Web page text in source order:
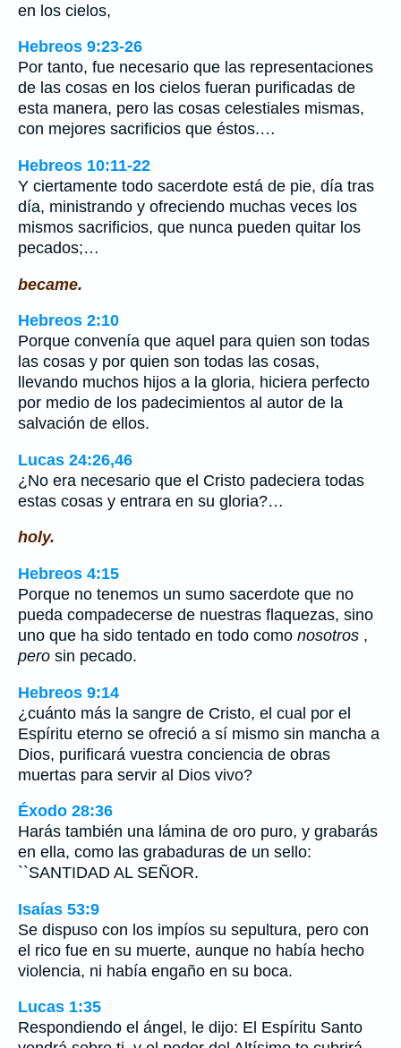
en los cielos,
Hebreos 9:23-26
Por tanto, fue necesario que las representaciones
de las cosas en los cielos fueran purificadas de
esta manera, pero las cosas celestiales mismas,
con mejores sacrificios que éstos.…
Hebreos 10:11-22
Y ciertamente todo sacerdote está de pie, día tras
día, ministrando y ofreciendo muchas veces los
mismos sacrificios, que nunca pueden quitar los
pecados;…
became.
Hebreos 2:10
Porque convenía que aquel para quien son todas
las cosas y por quien son todas las cosas,
llevando muchos hijos a la gloria, hiciera perfecto
por medio de los padecimientos al autor de la
salvación de ellos.
Lucas 24:26,46
¿No era necesario que el Cristo padeciera todas
estas cosas y entrara en su gloria?…
holy.
Hebreos 4:15
Porque no tenemos un sumo sacerdote que no
pueda compadecerse de nuestras flaquezas, sino
uno que ha sido tentado en todo como nosotros ,
pero sin pecado.
Hebreos 9:14
¿cuánto más la sangre de Cristo, el cual por el
Espíritu eterno se ofreció a sí mismo sin mancha a
Dios, purificará vuestra conciencia de obras
muertas para servir al Dios vivo?
Éxodo 28:36
Harás también una lámina de oro puro, y grabarás
en ella, como las grabaduras de un sello:
``SANTIDAD AL SEÑOR.
Isaías 53:9
Se dispuso con los impíos su sepultura, pero con
el rico fue en su muerte, aunque no había hecho
violencia, ni había engaño en su boca.
Lucas 1:35
Respondiendo el ángel, le dijo: El Espíritu Santo